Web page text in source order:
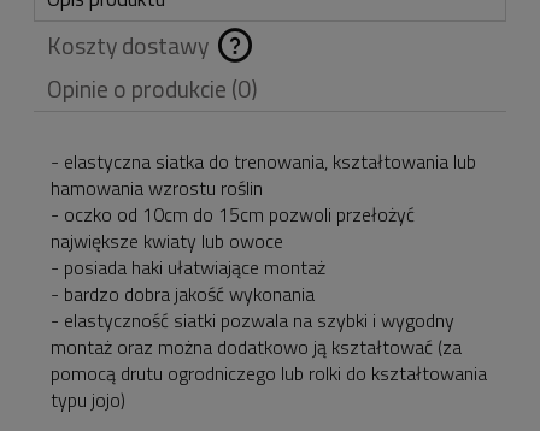
Koszty dostawy
Cena nie zawiera
ewentualnych kosztów
płatności
Opinie o produkcie (0)
- elastyczna siatka do trenowania, kształtowania lub
hamowania wzrostu roślin
- oczko od 10cm do 15cm pozwoli przełożyć
największe kwiaty lub owoce
- posiada haki ułatwiające montaż
- bardzo dobra jakość wykonania
- elastyczność siatki pozwala na szybki i wygodny
montaż oraz można dodatkowo ją kształtować (za
pomocą drutu ogrodniczego lub rolki do kształtowania
typu jojo)